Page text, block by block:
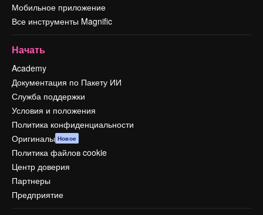
Мобильное приложение
Все инструменты Magnific
Начать
Academy
Документация по Пакету ИИ
Служба поддержки
Условия и положения
Политика конфиденциальности
Оригиналы Новое
Политика файлов cookie
Центр доверия
Партнеры
Предприятие